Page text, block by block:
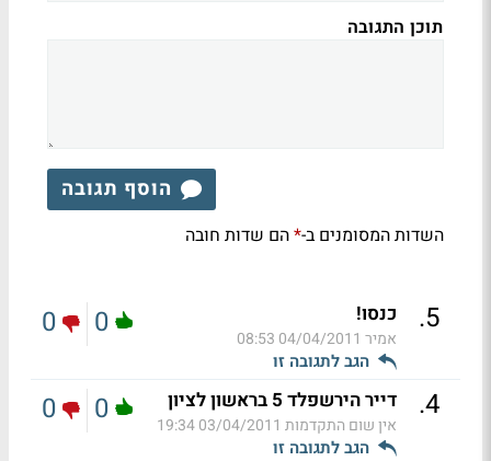
תוכן התגובה
הוסף תגובה
השדות המסומנים ב-*הם שדות חובה
5
. כנסו!
אמיר 04/04/2011 08:53
הגב לתגובה זו
0
0
4
. דייר הירשפלד 5 בראשון לציון
אין שום התקדמות 03/04/2011 19:34
הגב לתגובה זו
0
0